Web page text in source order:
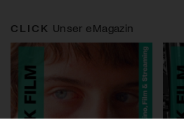
CLICK Unser eMagazin